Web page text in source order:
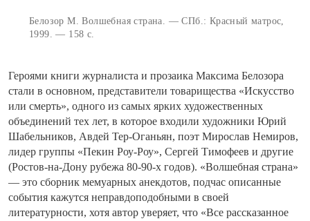
Белозор М. Волшебная страна. — СПб.: Красный матрос,
1999. — 158 с.
Героями книги журналиста и прозаика Максима Белозора
стали в основном, представители товарищества «Искусство
или смерть», одного из самых ярких художественных
объединений тех лет, в которое входили художники Юрий
Шабельников, Авдей Тер-Оганьян, поэт Мирослав Немиров,
лидер группы «Пекин Роу-Роу», Сергей Тимофеев и другие
(Ростов-на-Дону рубежа 80-90-х годов). «Волшебная страна»
— это сборник мемуарных анекдотов, подчас описанные
события кажутся неправдоподобными в своей
литературности, хотя автор уверяет, что «Все рассказанное